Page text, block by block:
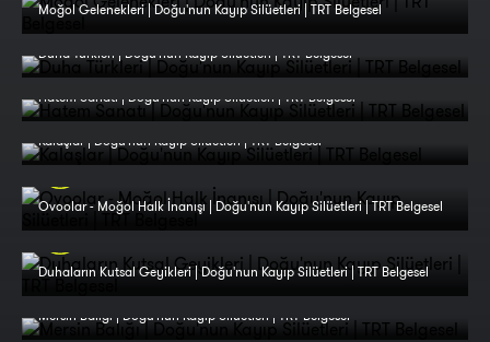
Moğol Gelenekleri | Doğu'nun Kayıp Silüetleri | TRT Belgesel
Duha Türkleri | Doğu'nun Kayıp Silüetleri | TRT Belgesel
Hatem Sanatı | Doğu'nun Kayıp Silüetleri | TRT Belgesel
Kalaşlar | Doğu'nun Kayıp Silüetleri | TRT Belgesel
Ovoolar - Moğol Halk İnanışı | Doğu'nun Kayıp Silüetleri | TRT Belgesel
Duhaların Kutsal Geyikleri | Doğu'nun Kayıp Silüetleri | TRT Belgesel
Mersin Balığı | Doğu'nun Kayıp Silüetleri | TRT Belgesel